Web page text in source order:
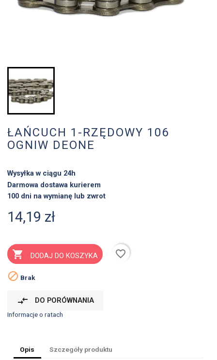
ŁAŃCUCH 1-RZĘDOWY 106
OGNIW DEONE
Wysyłka w ciągu 24h
Darmowa dostawa kurierem
100 dni na wymianę lub zwrot
14,19 zł
 DODAJ DO KOSZYKA
favorite_border
 Brak
compare_arrows DO PORÓWNANIA
Informacje o ratach
Opis Szczegóły produktu